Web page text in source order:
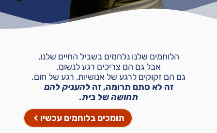
הלוחמים שלנו נלחמים בשביל החיים שלנו,
אבל גם הם צריכים רגע לנשום,
גם הם זקוקים לרגע של אנושיות, רגע של חום.
זה לא סתם תרומה, זהלהעניק להם
תחושה של בית.
תומכים בלוחמים עכשיו